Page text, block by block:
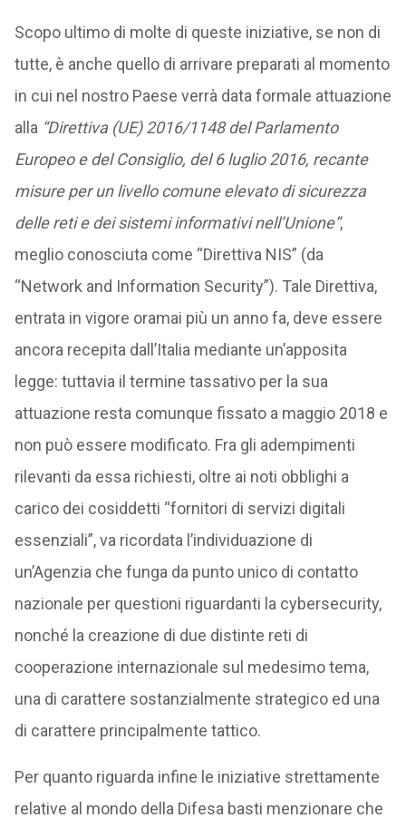
Scopo ultimo di molte di queste iniziative, se non di
tutte, è anche quello di arrivare preparati al momento
in cui nel nostro Paese verrà data formale attuazione
alla “Direttiva (UE) 2016/1148 del Parlamento
Europeo e del Consiglio, del 6 luglio 2016, recante
misure per un livello comune elevato di sicurezza
delle reti e dei sistemi informativi nell’Unione”,
meglio conosciuta come “Direttiva NIS” (da
“Network and Information Security”). Tale Direttiva,
entrata in vigore oramai più un anno fa, deve essere
ancora recepita dall’Italia mediante un’apposita
legge: tuttavia il termine tassativo per la sua
attuazione resta comunque fissato a maggio 2018 e
non può essere modificato. Fra gli adempimenti
rilevanti da essa richiesti, oltre ai noti obblighi a
carico dei cosiddetti “fornitori di servizi digitali
essenziali”, va ricordata l’individuazione di
un’Agenzia che funga da punto unico di contatto
nazionale per questioni riguardanti la cybersecurity,
nonché la creazione di due distinte reti di
cooperazione internazionale sul medesimo tema,
una di carattere sostanzialmente strategico ed una
di carattere principalmente tattico.
Per quanto riguarda infine le iniziative strettamente
relative al mondo della Difesa basti menzionare che